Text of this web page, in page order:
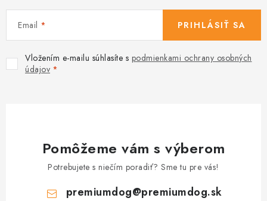
i
u
Email
Vložením e-mailu súhlasíte s podmienkami ochrany osobných
údajov
PRIHLÁSIŤ SA
Pomôžeme vám s výberom
Potrebujete s niečím poradiť? Sme tu pre vás!
premiumdog@premiumdog.sk